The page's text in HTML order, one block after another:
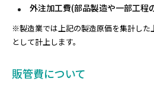
外注加工費(部品製造や一部工程
※製造業では上記の製造原価を集計した
として計上します。
販管費について